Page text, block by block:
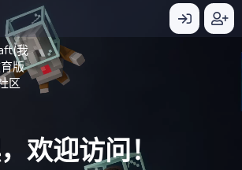
欢迎访问！